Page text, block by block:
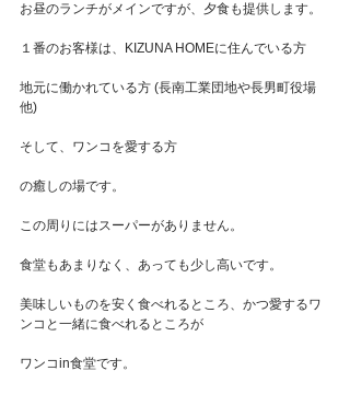
お昼のランチがメインですが、夕食も提供します。
１番のお客様は、KIZUNA HOMEに住んでいる方
地元に働かれている方 (長南工業団地や長男町役場
他)
そして、ワンコを愛する方
の癒しの場です。
この周りにはスーパーがありません。
食堂もあまりなく、あっても少し高いです。
美味しいものを安く食べれるところ、かつ愛するワ
ンコと一緒に食べれるところが
ワンコin食堂です。